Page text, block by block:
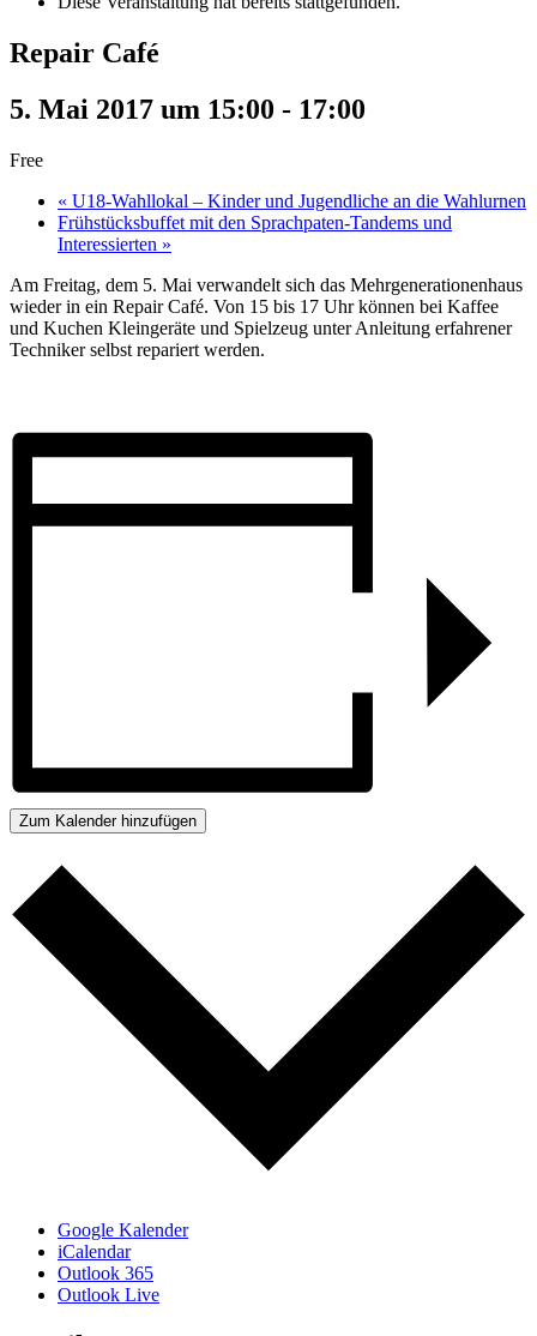
Repair Café
5. Mai 2017 um 15:00 - 17:00
Free
« U18-Wahllokal – Kinder und Jugendliche an die Wahlurnen
Frühstücksbuffet mit den Sprachpaten-Tandems und
Interessierten »
Am Freitag, dem 5. Mai verwandelt sich das Mehrgenerationenhaus
wieder in ein Repair Café. Von 15 bis 17 Uhr können bei Kaffee
und Kuchen Kleingeräte und Spielzeug unter Anleitung erfahrener
Techniker selbst repariert werden.
Zum Kalender hinzufügen
Google Kalender
iCalendar
Outlook 365
Outlook Live